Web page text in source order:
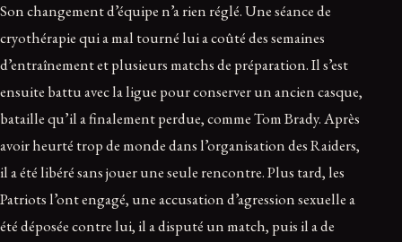
Son changement d’équipe n’a rien réglé. Une séance de
cryothérapie qui a mal tourné lui a coûté des semaines
d’entraînement et plusieurs matchs de préparation. Il s’est
ensuite battu avec la ligue pour conserver un ancien casque,
bataille qu’il a finalement perdue, comme Tom Brady. Après
avoir heurté trop de monde dans l’organisation des Raiders,
il a été libéré sans jouer une seule rencontre. Plus tard, les
Patriots l’ont engagé, une accusation d’agression sexuelle a
été déposée contre lui, il a disputé un match, puis il a de